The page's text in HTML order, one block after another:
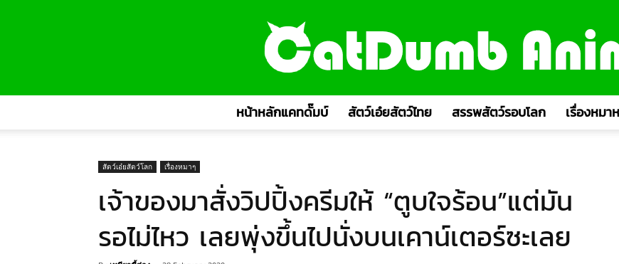
หน้าหลักแคทดั๊มบ์ สัตว์เอ๋ยสัตว์ไทย สรรพสัตว์รอบโลก เรื่องหมา
สัตว์เอ๋ยสัตว์โลก เรื่องหมาๆ
เจ้าของมาสั่งวิปปิ้งครีมให้ “ตูบใจร้อน”แต่มัน
รอไม่ไหว เลยพุ่งขึ้นไปนั่งบนเคาน์เตอร์ซะเลย